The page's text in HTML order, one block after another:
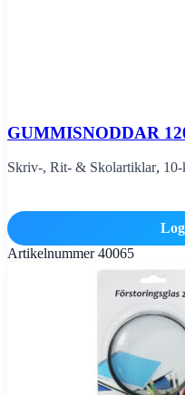
GUMMISNODDAR
Skriv-, Rit- & Skolartiklar,
Artikelnummer40065